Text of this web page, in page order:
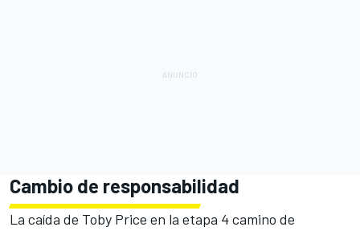
Cambio de responsabilidad
La caída de Toby Price en la etapa 4 camino de